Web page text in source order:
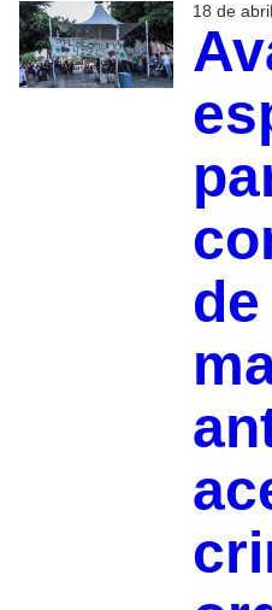
18 de
de